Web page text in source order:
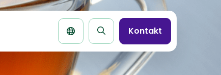
Seite
durchsuchen
Kontakt